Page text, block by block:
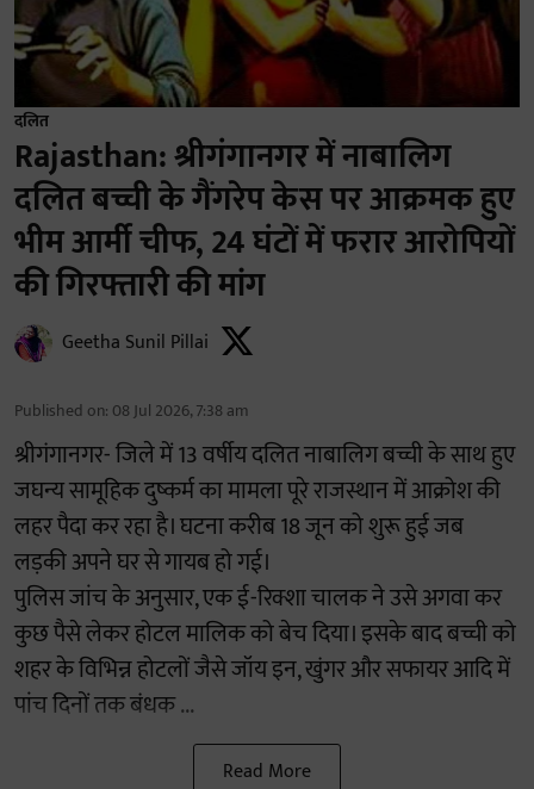
दलित
Rajasthan: श्रीगंगानगर में नाबालिग
दलित बच्ची के गैंगरेप केस पर आक्रमक हुए
भीम आर्मी चीफ, 24 घंटों में फरार आरोपियों
की गिरफ्तारी की मांग
Geetha Sunil Pillai
Published on: 08 Jul 2026, 7:38 am
श्रीगंगानगर- जिले में 13 वर्षीय दलित नाबालिग बच्ची के साथ हुए
जघन्य सामूहिक दुष्कर्म का मामला पूरे राजस्थान में आक्रोश की
लहर पैदा कर रहा है। घटना करीब 18 जून को शुरू हुई जब
लड़की अपने घर से गायब हो गई।
पुलिस जांच के अनुसार, एक ई-रिक्शा चालक ने उसे अगवा कर
कुछ पैसे लेकर होटल मालिक को बेच दिया। इसके बाद बच्ची को
शहर के विभिन्न होटलों जैसे जॉय इन, खुंगर और सफायर आदि में
पांच दिनों तक बंधक ...
Read More